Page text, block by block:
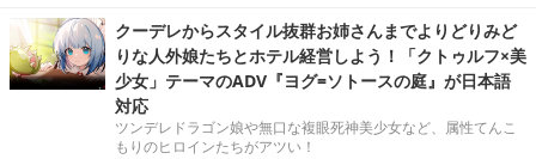
クーデレからスタイル抜群お姉さんまでよりどりみど
りな人外娘たちとホテル経営しよう！「クトゥルフ×美
少女」テーマのADV『ヨグ=ソトースの庭』が日本語
対応
ツンデレドラゴン娘や無口な複眼死神美少女など、属性てんこ
もりのヒロインたちがアツい！